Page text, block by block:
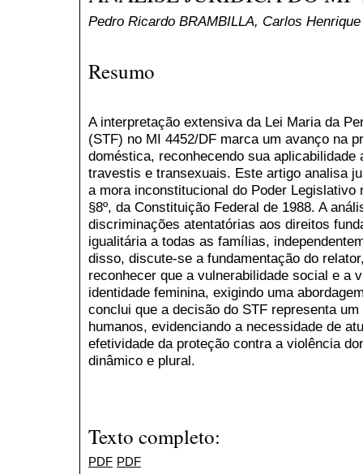
Pedro Ricardo BRAMBILLA, Carlos
Resumo
A interpretação extensiva da Lei Maria da
(STF) no MI 4452/DF marca um avanço na
doméstica, reconhecendo sua
travestis e transexuais. Este artigo analisa
a mora inconstitucional do Poder Legislativo
§8º, da Constituição Federal de 1988. A
discriminações atentatórias aos direitos
igualitária a todas as famílias,
disso, discute-se a fundamentação do
reconhecer que a vulnerabilidade social e a
identidade feminina, exigindo uma
conclui que a decisão do STF representa
humanos, evidenciando a necessidade de
efetividade da proteção contra a violência
dinâmico e plural.
Texto completo:
PDF PDF